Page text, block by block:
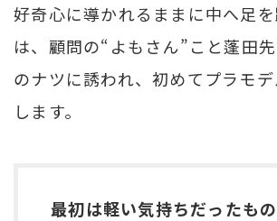
好奇心に導かれるままに中へ足
は、顧問の“よもさん”こと蓬田
のナツに誘われ、初めてプラモ
します。
最初は軽い気持ちだったも